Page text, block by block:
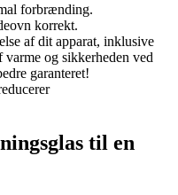
forbrænding.
korrekt.
af dit apparat, inklusive
og sikkerheden ved
garanteret!
til en